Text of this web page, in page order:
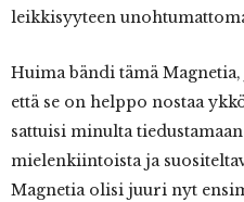
leikkisyyteen
Huima bändi tämä
että se on helppo nostaa
sattuisi minulta
mielenkiintoista ja
Magnetia olisi juuri nyt